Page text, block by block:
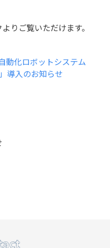
りご覧いただけます。
動化ロボットシステム
導入のお知らせ